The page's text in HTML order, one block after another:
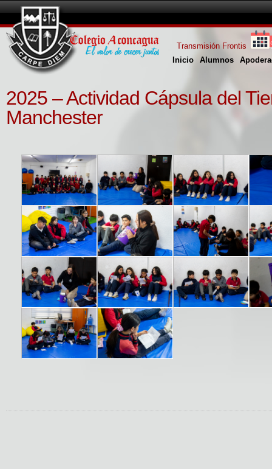
Inicio Alumnos
Transmisión Frontis
2025 – Actividad Cápsula del
Manchester